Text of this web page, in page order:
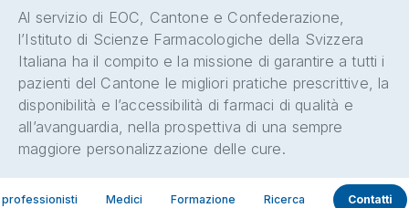
Al servizio di EOC, Cantone e Confederazione,
l’Istituto di Scienze Farmacologiche della Svizzera
Italiana ha il compito e la missione di garantire a tutti i
pazienti del Cantone le migliori pratiche prescrittive, la
disponibilità e l’accessibilità di farmaci di qualità e
all’avanguardia, nella prospettiva di una sempre
maggiore personalizzazione delle cure.
Medici Formazione Ricerca Contatti